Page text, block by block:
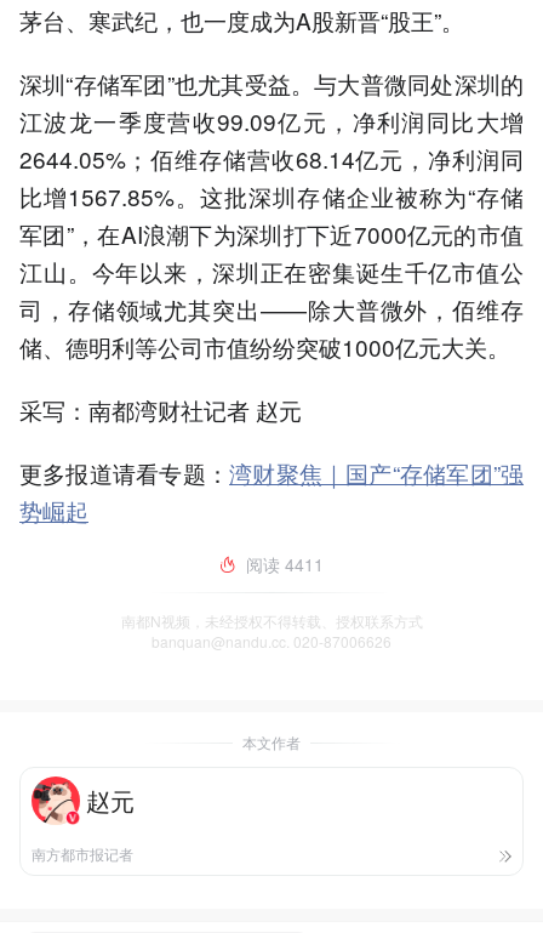
茅台、寒武纪，也一度成为A股新晋“股王”。
深圳“存储军团”也尤其受益。与大普微同处深圳的
江波龙一季度营收99.09亿元，净利润同比大增
2644.05%；佰维存储营收68.14亿元，净利润同
比增1567.85%。这批深圳存储企业被称为“存储
军团”，在AI浪潮下为深圳打下近7000亿元的市值
江山。今年以来，深圳正在密集诞生千亿市值公
司，存储领域尤其突出——除大普微外，佰维存
储、德明利等公司市值纷纷突破1000亿元大关。
采写：南都湾财社记者 赵元
更多报道请看专题：湾财聚焦｜国产“存储军团”强
势崛起
阅读 4411
南都N视频，未经授权不得转载、授权联系方式
banquan@nandu.cc. 020-87006626
本文作者
赵元
南方都市报记者